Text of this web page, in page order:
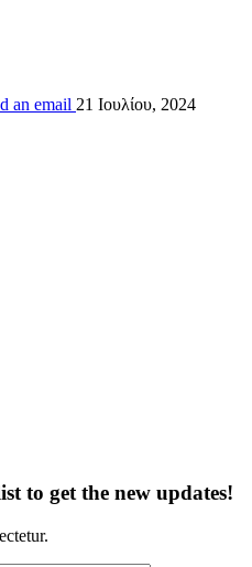
an email 21 Ιουλίου, 2024
to get the new updates!